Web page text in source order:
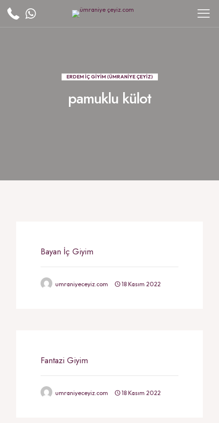
ERDEM İÇ GİYİM (ÜMRANİYE ÇEYİZ)
pamuklu külot
Bayan İç Giyim
umraniyeceyiz.com 18 Kasım 2022
Fantazi Giyim
umraniyeceyiz.com 18 Kasım 2022